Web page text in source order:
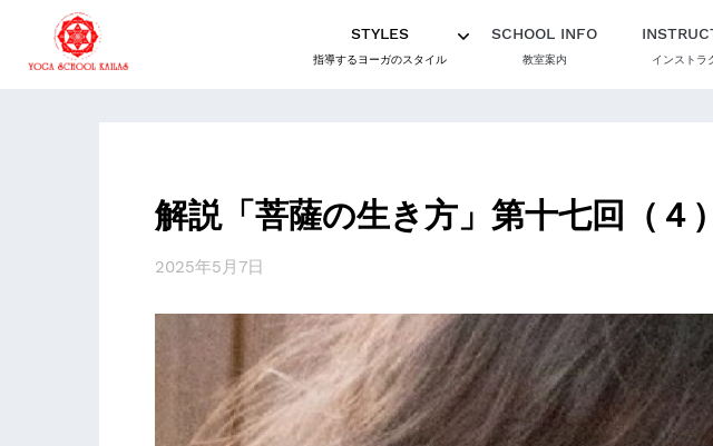
STYLES
指導するヨーガのスタイル
SCHOOL INFO
教室案内 インストラ
解説「菩薩の生き方」第十七回（４）
2025年5月7日